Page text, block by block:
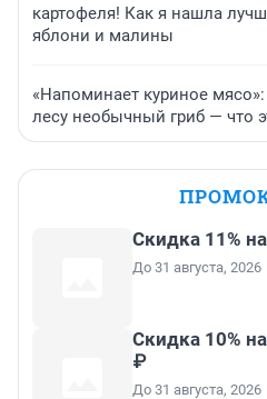
картофеля! Как я нашла
яблони и малины
«Напоминает куриное
лесу необычный гриб — что
Скидка 11%
До 31 августа, 2026
Скидка 10%
₽
До 31 августа, 2026